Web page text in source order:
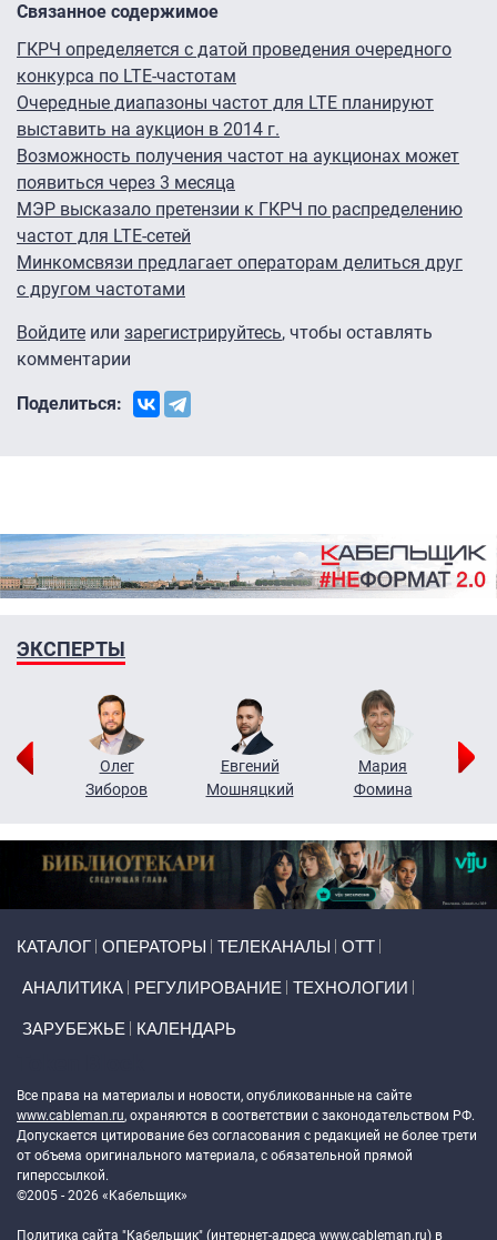
Связанное содержимое
ГКРЧ определяется с датой проведения очередного
конкурса по LTE-частотам
Очередные диапазоны частот для LTE планируют
выставить на аукцион в 2014 г.
Возможность получения частот на аукционах может
появиться через 3 месяца
МЭР высказало претензии к ГКРЧ по распределению
частот для LTE-сетей
Минкомсвязи предлагает операторам делиться друг
с другом частотами
Войдите или зарегистрируйтесь, чтобы оставлять
комментарии
Поделиться:
ЭКСПЕРТЫ
Олег
Зиборов
Евгений
Мошняцкий
Мария
Фомина
КАТАЛОГ ОПЕРАТОРЫ ТЕЛЕКАНАЛЫ ОТТ
АНАЛИТИКА РЕГУЛИРОВАНИЕ ТЕХНОЛОГИИ
ЗАРУБЕЖЬЕ КАЛЕНДАРЬ
Все права на материалы и новости, опубликованные на сайте
www.cableman.ru, охраняются в соответствии с законодательством РФ.
Допускается цитирование без согласования с редакцией не более трети
от объема оригинального материала, с обязательной прямой
гиперссылкой.
©2005 - 2026 «Кабельщик»
Политика сайта "Кабельщик" (интернет-адреса www.cableman.ru) в